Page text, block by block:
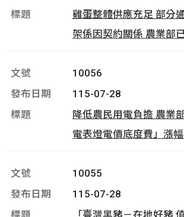
雞蛋整體供應充足 部分
架係因契約關係 農業部
10056
115-07-28
降低農民用電負擔 農業
電表燈電價底度費」漲
10055
115-07-28
「臺灣黑豬－在地好豬